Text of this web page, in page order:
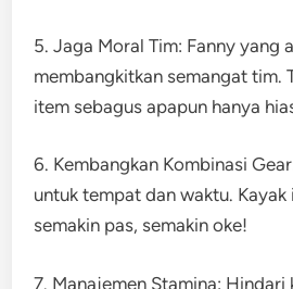
5. Jaga Moral Tim: Fanny yang
membangkitkan semangat tim.
item sebagus apapun hanya
6. Kembangkan Kombinasi
untuk tempat dan waktu. Kayak
semakin pas, semakin oke!
7. Manajemen Stamina: